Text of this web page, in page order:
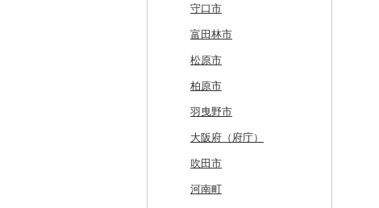
東川町
厚真町
奥尻町
網走市
浦河町
広尾町
中札内村
滝川市
蓬田村
中泊町
外ヶ浜町
つがる市
弘前市
鰺ヶ沢町
むつ市
田舎館村
久慈市
西和賀町
北上市
平泉町
洋野町
大船渡市
山田町
大槌町
亘理町
蔵王町
女川町
気仙沼市
美里町
松島町
大和町
大郷町
北秋田市
八峰町
鹿角市
大仙市
八郎潟町
大蔵村
山辺町
戸沢村
舟形町
最上町
真室川町
寒河江市
西川町
田村市
磐梯町
三春町
本宮市
柳津町
鮫川村
福島市
新地町
守谷市
常陸大宮市
笠間市
行方市
結城市
城里町
水戸市
鉾田市
下野市
益子町
芳賀町
野木町
東吾妻町
前橋市
藤岡市
邑楽町
板倉町
嬬恋村
草津町
高崎市
三芳町
幸手市
日高市
蓮田市
川越市
宮代町
吉見町
東松山市
九十九里町
いすみ市
東庄町
館山市
大網白里市
一宮町
佐倉市
木更津市
荒川区
北区
多摩市
稲城市
世田谷区
日の出町
板橋区
渋谷区
秦野市
綾瀬市
横須賀市
三浦市
大磯町
箱根町
横浜市
茅ヶ崎市
新潟県（県庁）
柏崎市
村上市
妙高市
聖籠町
刈羽村
湯沢町
新潟市
西桂町
身延町
早川町
南部町
昭和町
甲府市
甲州市
丹波山村
南牧村
伊那市
立科町
東御市
中野市
豊丘村
売木村
小諸市
瑞浪市
中津川市
高山市
郡上市
白川村
御嵩町
海津市
関ケ原町
河津町
袋井市
熱海市
掛川市
伊豆の国市
小山町
森町
川根本町
岡崎市
愛知県（県庁）
蒲郡市
東郷町
犬山市
弥富市
東海市
新城市
三重県（県庁）
津市
名張市
東員町
玉城町
大山崎町
精華町
南山城村
京都市
舞鶴市
和束町
八幡市
京田辺市
守口市
富田林市
松原市
柏原市
羽曳野市
大阪府（府庁）
吹田市
河南町